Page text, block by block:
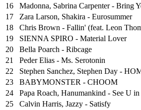
16
Madonna, Sabrina Carpenter - Bring
17
Zara Larson, Shakira - Eurosummer
18
Chris Brown - Fallin' (feat. Leon
19
SIENNA SPIRO - Material Lover
20
Bella Poarch - Ribcage
21
Peder Elias - Ms. Serotonin
22
Stephen Sanchez, Stephen Day -
23
BABYMONSTER - CHOOM
24
Papa Roach, Hanumankind - See U
25
⁠Calvin Harris, Jazzy - Satisfy